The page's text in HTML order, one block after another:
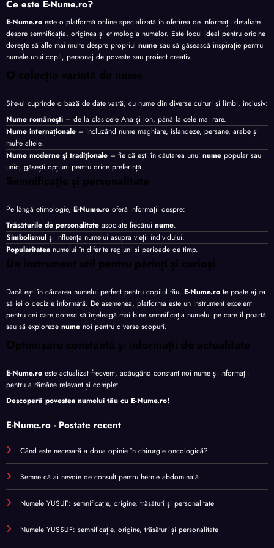
Ce este E-Nume.ro?
E-Nume.ro este o platformă online specializată în oferirea de informații detaliate
despre semnificația, originea și etimologia numelor. Este locul ideal pentru oricine
dorește să afle mai multe despre propriul nume sau să găsească inspirație pentru
numele unui copil, personaj de poveste sau proiect creativ.
O colecție variată de nume
Site-ul cuprinde o bază de date vastă, cu nume din diverse culturi și limbi, inclusiv:
Nume românești – de la clasicele Ana și Ion, până la cele mai rare.
Nume internaționale – incluzând nume maghiare, islandeze, persane, arabe și
multe altele.
Nume moderne și tradiționale – fie că ești în căutarea unui nume popular sau
unic, găsești opțiuni pentru orice preferință.
Semnificație și personalitate
Pe lângă etimologie, E-Nume.ro oferă informații despre:
Trăsăturile de personalitate asociate fiecărui nume.
Simbolismul și influența numelui asupra vieții individului.
Popularitatea numelui în diferite regiuni și perioade de timp.
Un instrument util pentru părinți și curioși
Dacă ești în căutarea numelui perfect pentru copilul tău, E-Nume.ro te poate ajuta
să iei o decizie informată. De asemenea, platforma este un instrument excelent
pentru cei care doresc să înțeleagă mai bine semnificația numelui pe care îl poartă
sau să exploreze nume noi pentru diverse scopuri.
Optimizare constantă și informații de actualitate
E-Nume.ro este actualizat frecvent, adăugând constant noi nume și informații
pentru a rămâne relevant și complet.
Descoperă povestea numelui tău cu E-Nume.ro!
E-Nume.ro - Postate recent
Când este necesară a doua opinie în chirurgie oncologică?
Semne că ai nevoie de consult pentru hernie abdominală
Numele YUSUF: semnificație, origine, trăsături și personalitate
Numele YUSSUF: semnificație, origine, trăsături și personalitate